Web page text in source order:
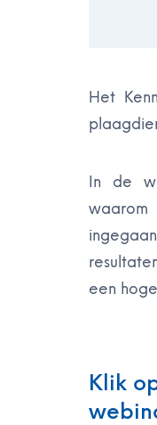
Het
In de
waarom
een
Klik